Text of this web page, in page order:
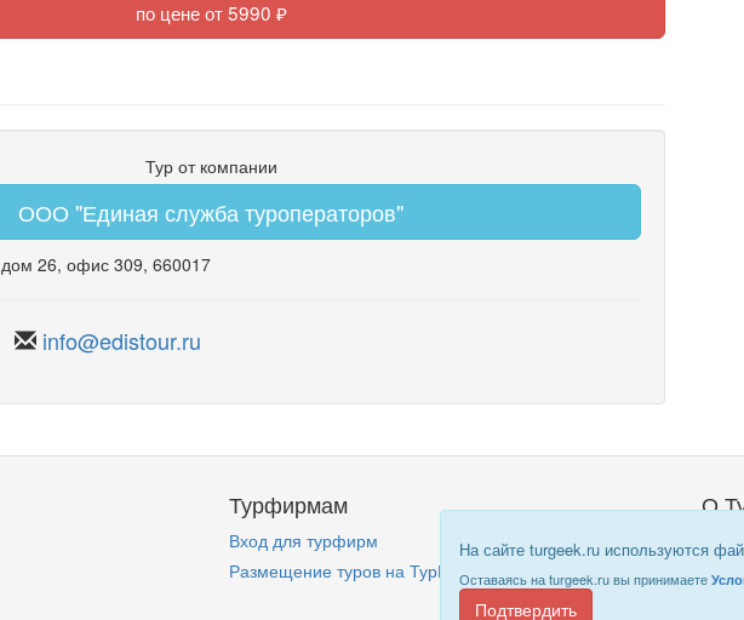
по цене от 5990 ₽
Тур от компании
ООО "Единая служба туроператоров"
дом 26, офис 309, 660017
info@edistour.ru
На сайте turgeek.ru используются
Оставаясь на turgeek.ru вы принимаете
Подтвердить
Турфирмам
Вход для турфирм
Размещение туров на ТурГик!
О
Кто